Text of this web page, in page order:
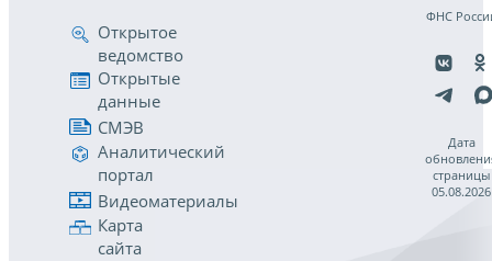
Открытое
ведомство
Открытые
данные
СМЭВ
Аналитический
портал
Видеоматериалы
Карта
сайта
ФНС
Дата
страницы
05.08.2026